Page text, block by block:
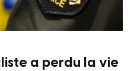
a perdu la vie